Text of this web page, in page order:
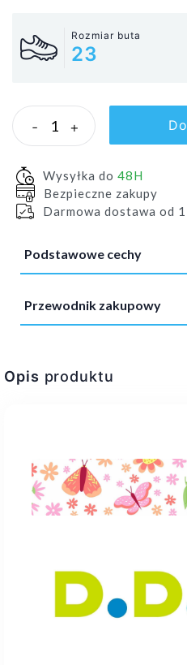
Rozmiar buta
23
- +
Wysyłka do 48H
Bezpieczne zakupy
Darmowa dostawa od
Podstawowe cechy
Przewodnik zakupowy
Opis produktu